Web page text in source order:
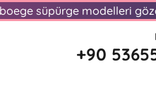
süpürge modelleri
+90